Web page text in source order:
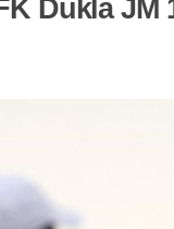
Dukla JM